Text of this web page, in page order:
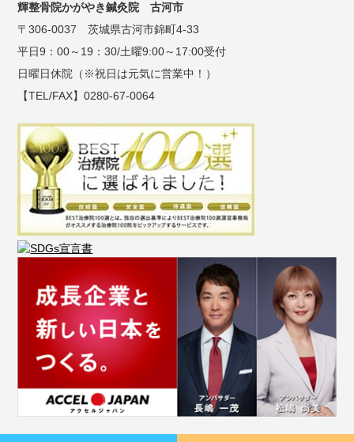
輝整骨院かがやき鍼灸院 古河市
〒306-0037 茨城県古河市錦町4-33
平日9：00～19：30/土曜9:00～17:00受付
日曜日休院（※祝日は元気に営業中！）
【TEL/FAX】0280-67-0064